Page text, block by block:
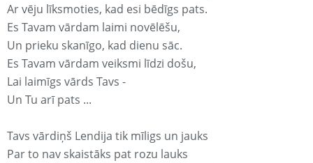
Ar vēju līksmoties, kad esi bēdīgs pats.
Es Tavam vārdam laimi novēlēšu,
Un prieku skanīgo, kad dienu sāc.
Es Tavam vārdam veiksmi līdzi došu,
Lai laimīgs vārds Tavs -
Un Tu arī pats ...
Tavs vārdiņš Lendija tik mīligs un jauks
Par to nav skaistāks pat rozu lauks